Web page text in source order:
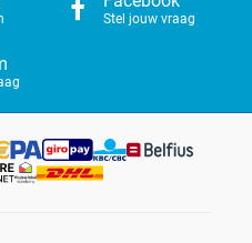
Stel jouw vraag